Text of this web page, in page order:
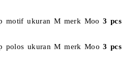
motif ukuran M merk Moo3 pcs
polos ukuran M merk Moo3 pcs